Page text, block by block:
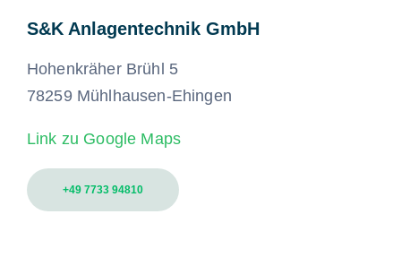
S&K Anlagentechnik GmbH
Hohenkräher Brühl 5
78259 Mühlhausen-Ehingen
Link zu Google Maps
+49 7733 94810